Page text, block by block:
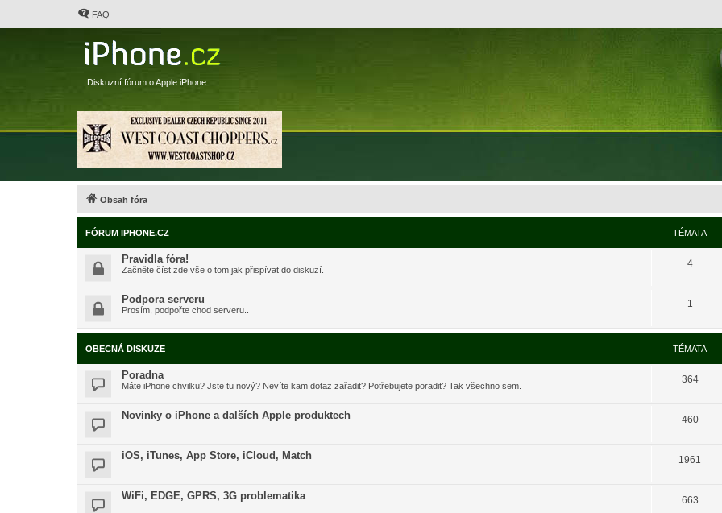
FAQ
Diskuzní fórum o Apple iPhone
Obsah fóra
FÓRUM IPHONE.CZ TÉMATA
Pravidla fóra!
Začněte číst zde vše o tom jak přispívat do diskuzí.
4
Podpora serveru
Prosím, podpořte chod serveru..
1
OBECNÁ DISKUZE TÉMATA
Poradna
Máte iPhone chvilku? Jste tu nový? Nevíte kam dotaz zařadit? Potřebujete poradit? Tak všechno sem.
364
Novinky o iPhone a dalších Apple produktech 460
iOS, iTunes, App Store, iCloud, Match 1961
WiFi, EDGE, GPRS, 3G problematika 663